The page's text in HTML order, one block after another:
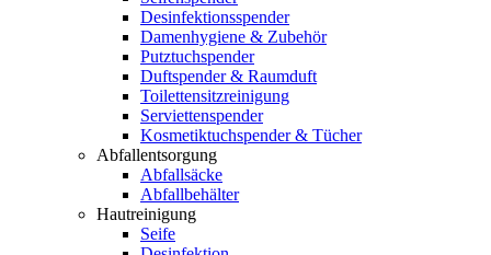
Desinfektionsspender
Damenhygiene & Zubehör
Putztuchspender
Duftspender & Raumduft
Toilettensitzreinigung
Serviettenspender
Kosmetiktuchspender & Tücher
Abfallentsorgung
Abfallsäcke
Abfallbehälter
Hautreinigung
Seife